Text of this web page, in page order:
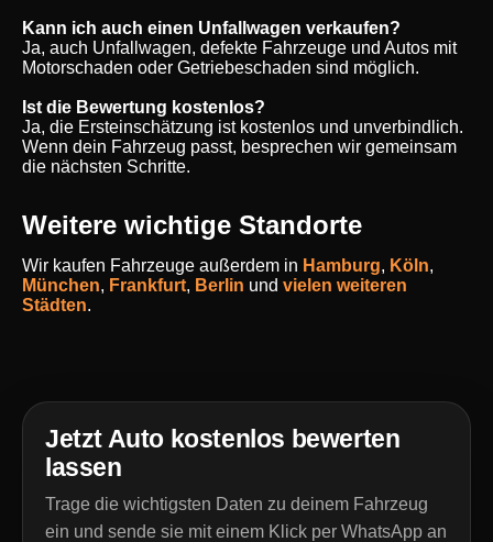
Kann ich auch einen Unfallwagen verkaufen?
Ja, auch Unfallwagen, defekte Fahrzeuge und Autos mit
Motorschaden oder Getriebeschaden sind möglich.
Ist die Bewertung kostenlos?
Ja, die Ersteinschätzung ist kostenlos und unverbindlich.
Wenn dein Fahrzeug passt, besprechen wir gemeinsam
die nächsten Schritte.
Weitere wichtige Standorte
Wir kaufen Fahrzeuge außerdem in Hamburg, Köln,
München, Frankfurt, Berlin und vielen weiteren
Städten.
Jetzt Auto kostenlos bewerten
lassen
Trage die wichtigsten Daten zu deinem Fahrzeug
ein und sende sie mit einem Klick per WhatsApp an